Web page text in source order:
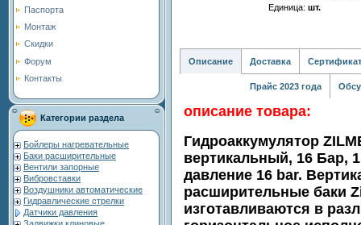
Паспорта
Монтаж
Скидки
Форум
Контакты
Категории раздела
Бойлеры нагревательные
Баки расширительные
Вентили запорные
Вибровставки
Воздушники автоматические
Гидравлические стрелки
Датчики давления
Единица: шт.
Описание Доставка Сертификат
Прайс 2023 года
описание товара:
Гидроаккумулятор
вертикальный, 16 Бар,
давление 16 bar.
расширительные баки
изготавливаются в